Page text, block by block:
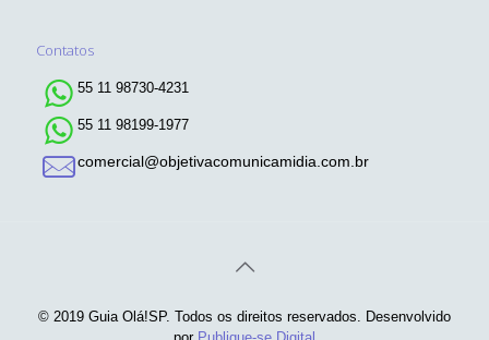
Contatos
55 11 98730-4231
55 11 98199-1977
comercial@objetivacomunicamidia.com.br
© 2019 Guia Olá!SP. Todos os direitos reservados. Desenvolvido